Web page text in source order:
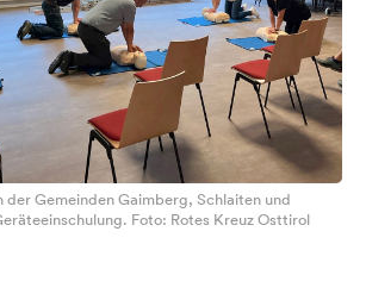
Gemeinden Gaimberg, Schlaiten und
Foto: Rotes Kreuz Osttirol